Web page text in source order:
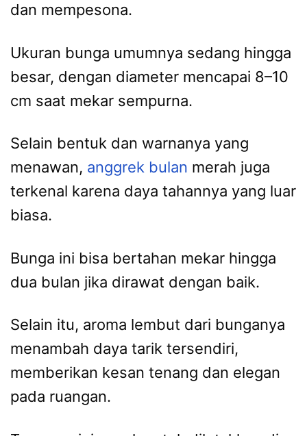
dan mempesona.
Ukuran bunga umumnya sedang hingga
besar, dengan diameter mencapai 8–10
cm saat mekar sempurna.
Selain bentuk dan warnanya yang
menawan, anggrek bulan merah juga
terkenal karena daya tahannya yang luar
biasa.
Bunga ini bisa bertahan mekar hingga
dua bulan jika dirawat dengan baik.
Selain itu, aroma lembut dari bunganya
menambah daya tarik tersendiri,
memberikan kesan tenang dan elegan
pada ruangan.